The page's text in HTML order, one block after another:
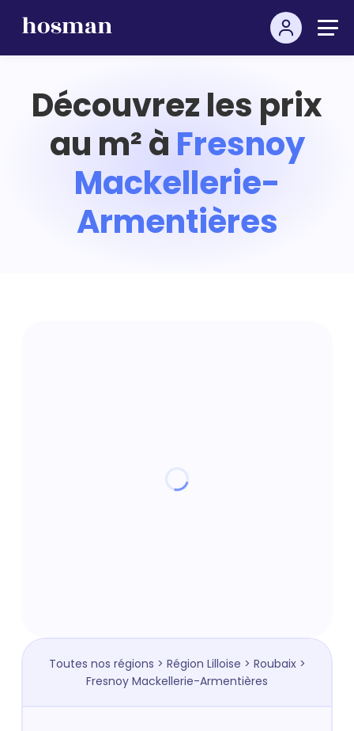
Découvrez les prix
au m² à Fresnoy
Mackellerie-
Armentières
Toutes nos régions > Région Lilloise > Roubaix>
Fresnoy Mackellerie-Armentières